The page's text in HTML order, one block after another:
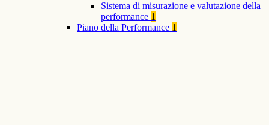
Sistema di misurazione e valutazione della
performance 1
Piano della Performance 1